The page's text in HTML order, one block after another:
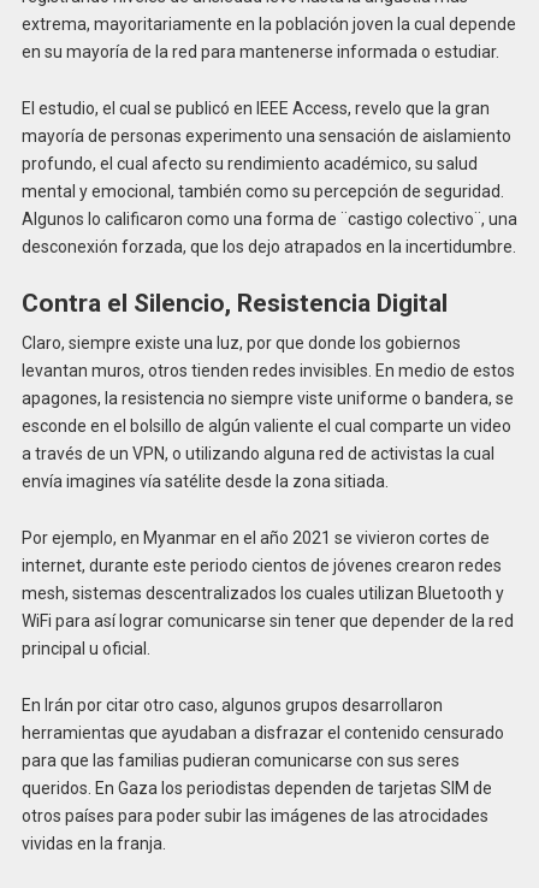
extrema, mayoritariamente en la población joven la cual depende
en su mayoría de la red para mantenerse informada o estudiar.
El estudio, el cual se publicó en IEEE Access, revelo que la gran
mayoría de personas experimento una sensación de aislamiento
profundo, el cual afecto su rendimiento académico, su salud
mental y emocional, también como su percepción de seguridad.
Algunos lo calificaron como una forma de ¨castigo colectivo¨, una
desconexión forzada, que los dejo atrapados en la incertidumbre.
Contra el Silencio, Resistencia Digital
Claro, siempre existe una luz, por que donde los gobiernos
levantan muros, otros tienden redes invisibles. En medio de estos
apagones, la resistencia no siempre viste uniforme o bandera, se
esconde en el bolsillo de algún valiente el cual comparte un video
a través de un VPN, o utilizando alguna red de activistas la cual
envía imagines vía satélite desde la zona sitiada.
Por ejemplo, en Myanmar en el año 2021 se vivieron cortes de
internet, durante este periodo cientos de jóvenes crearon redes
mesh, sistemas descentralizados los cuales utilizan Bluetooth y
WiFi para así lograr comunicarse sin tener que depender de la red
principal u oficial.
En Irán por citar otro caso, algunos grupos desarrollaron
herramientas que ayudaban a disfrazar el contenido censurado
para que las familias pudieran comunicarse con sus seres
queridos. En Gaza los periodistas dependen de tarjetas SIM de
otros países para poder subir las imágenes de las atrocidades
vividas en la franja.